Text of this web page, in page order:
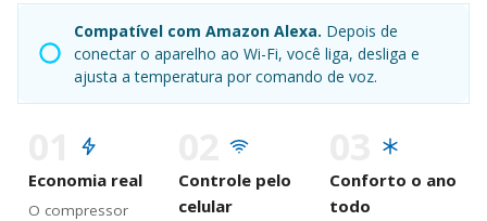
Compatível com Amazon Alexa. Depois de
conectar o aparelho ao Wi-Fi, você liga, desliga e
ajusta a temperatura por comando de voz.
Economia real
O compressor
Controle pelo
celular
Conforto o ano
todo